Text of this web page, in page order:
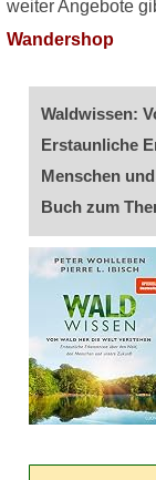
weiter Angebote
Wandershop
Waldwissen:
Erstaunliche
Menschen
Buch zum